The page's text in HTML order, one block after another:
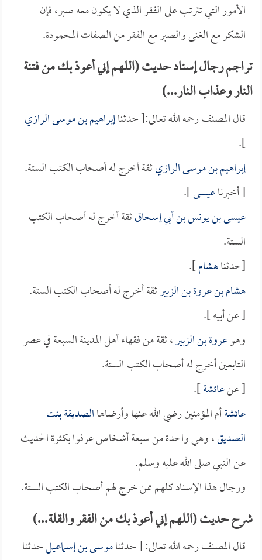
الأمور التي تترتب على الفقر الذي لا يكون معه صبر، فإن
الشكر مع الغنى والصبر مع الفقر من الصفات المحمودة.
تراجم رجال إسناد حديث (اللهم إني أعوذ بك من فتنة
النار وعذاب النار...)
قال المصنف رحمه الله تعالى:[ حدثناإبراهيم بن موسى الرازي
].
إبراهيم بن موسى الرازيثقة أخرج له أصحاب الكتب الستة.
[ أخبرناعيسى].
عيسى بن يونس بن أبي إسحاقثقة أخرج له أصحاب الكتب
الستة.
[حدثناهشام].
هشام بن عروة بن الزبيرثقة أخرج له أصحاب الكتب الستة.
[ عن أبيه ].
وهوعروة بن الزبير، ثقة من فقهاء أهل المدينة السبعة في عصر
التابعين أخرج له أصحاب الكتب الستة.
[ عنعائشة].
عائشةأم المؤمنين رضي الله عنها وأرضاهاالصديقة بنت
الصديق، وهي واحدة من سبعة أشخاص عرفوا بكثرة الحديث
عن النبي صلى الله عليه وسلم.
ورجال هذا الإسناد كلهم ممن خرج لهم أصحاب الكتب الستة.
شرح حديث (اللهم إني أعوذ بك من الفقر والقلة...)
قال المصنف رحمه الله تعالى: [ حدثناموسى بن إسماعيلحدثنا